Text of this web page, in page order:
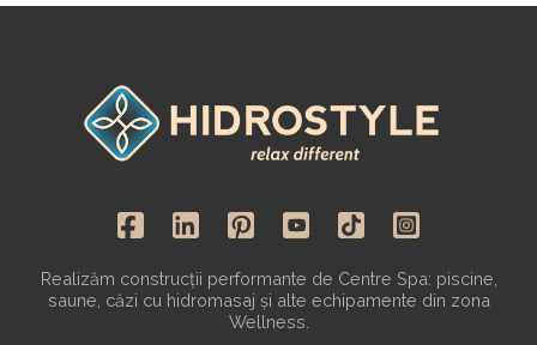
Realizăm construcții performante de Centre Spa: piscine,
saune, căzi cu hidromasaj și alte echipamente din zona
Wellness.